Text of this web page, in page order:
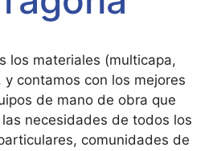
los materiales (multicapa,
y contamos con los mejores
de mano de obra que
necesidades de todos los
comunidades de